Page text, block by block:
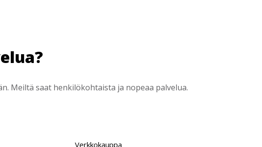
Meiltä saat henkilökohtaista ja nopeaa palvelua.
Verkkokauppa